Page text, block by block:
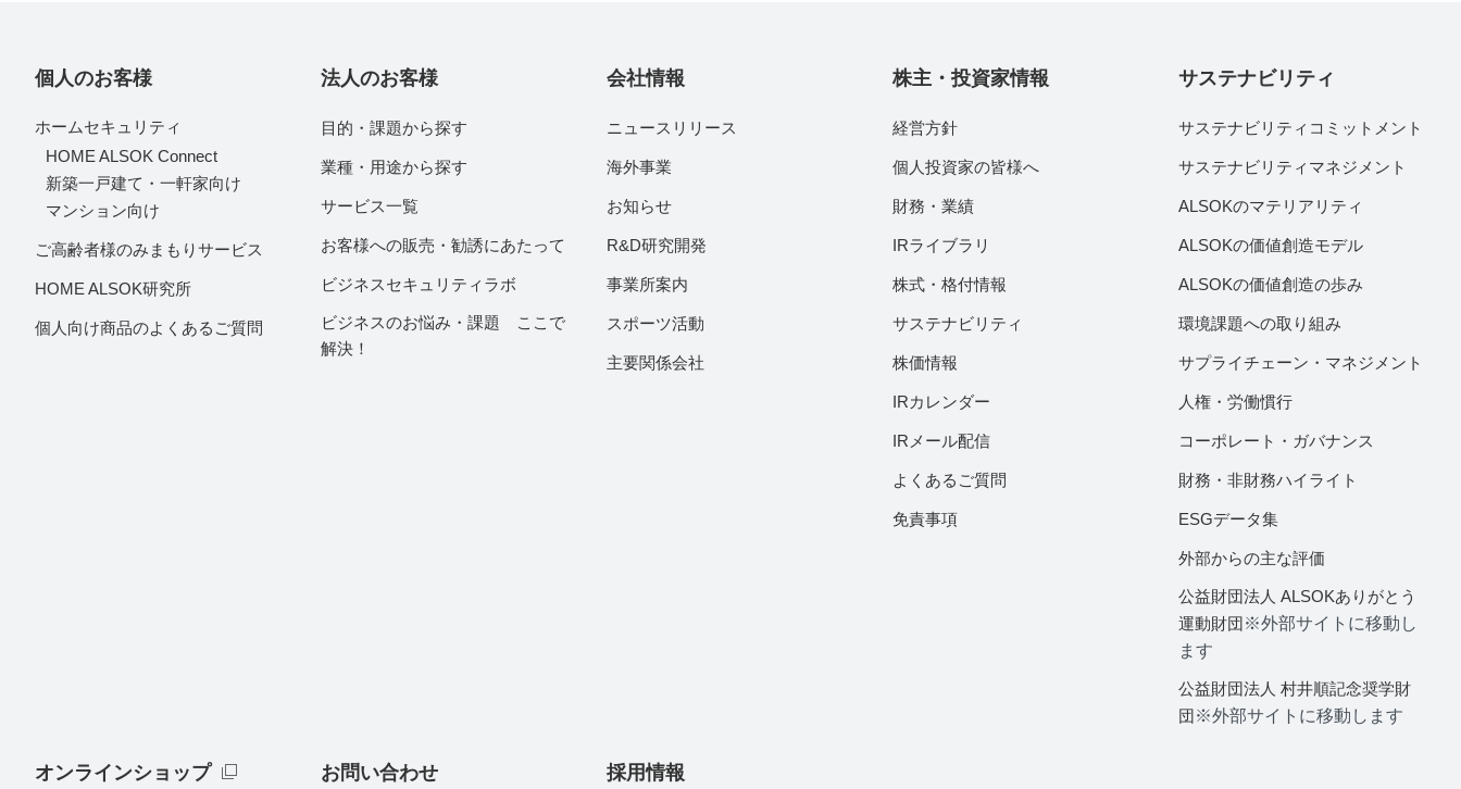
個人のお客様
ホームセキュリティ
HOME ALSOK Connect
新築一戸建て・一軒家向け
マンション向け
ご高齢者様のみまもりサービス
HOME ALSOK研究所
個人向け商品のよくあるご質問
法人のお客様
目的・課題から探す
業種・用途から探す
サービス一覧
お客様への販売・勧誘にあたって
ビジネスセキュリティラボ
ビジネスのお悩み・課題 ここで
解決！
会社情報
ニュースリリース
海外事業
お知らせ
R&D研究開発
事業所案内
スポーツ活動
主要関係会社
株主・投資家情報
経営方針
個人投資家の皆様へ
財務・業績
IRライブラリ
株式・格付情報
サステナビリティ
株価情報
IRカレンダー
IRメール配信
よくあるご質問
免責事項
サステナビリティ
サステナビリティコミットメント
サステナビリティマネジメント
ALSOKのマテリアリティ
ALSOKの価値創造モデル
ALSOKの価値創造の歩み
環境課題への取り組み
サプライチェーン・マネジメント
人権・労働慣行
コーポレート・ガバナンス
財務・非財務ハイライト
ESGデータ集
外部からの主な評価
公益財団法人 ALSOKありがとう
運動財団※外部サイトに移動し
ます
公益財団法人 村井順記念奨学財
団※外部サイトに移動します
オンラインショップ お問い合わせ 採用情報